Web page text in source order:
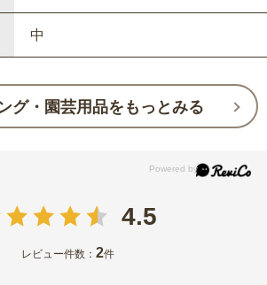
中
グ・園芸用品をもっとみる
4.5
レビュー件数：2件